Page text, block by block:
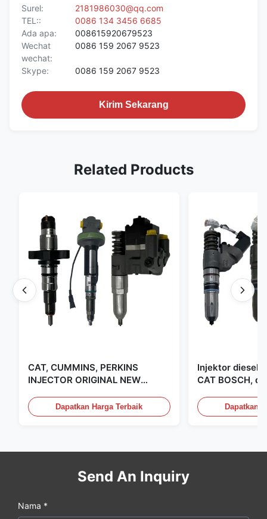
Surel:
2181986030@qq.com
TEL::
0086 134 3456 6685
Ada apa:
008615920679523
Wechat
wechat:
0086 159 2067 9523
Skype: 0086 159 2067 9523
Kirim Sekarang
Related Products
CAT, CUMMINS, PERKINS
INJECTOR ORIGINAL NEW
INJECTOR, MADE IN USA. kami
adalah CAT, CUMMINS, Pkerins
Dapatkan Harga Terbaik
Injektor diesel
CAT BOSCH,
Dapatkan
Send An Inquiry
Nama *